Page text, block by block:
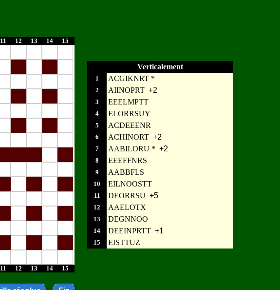
11 12 13 14
15
11 12 13 14 15
Verticalement
1 ACGIKNRT *
2 AIINOPRT +2
3 EEELMPTT
4 ELORRSUY
5 ACDEEENR
6 ACHINORT +2
7 AABILORU * +2
8 EEEFFNRS
9 AABBFLS
10 EILNOOSTT
11 DEORRSU +5
12 AAELOTX
13 DEGNNOO
14 DEEINPRTT +1
15 EISTTUZ